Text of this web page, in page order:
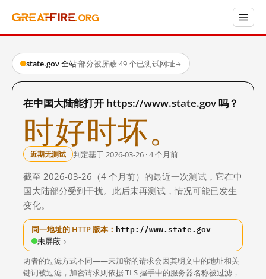
state.gov 全站·部分被屏蔽·49 个已测试网址→
在中国大陆能打开 https://www.state.gov 吗？
时好时坏。
近期无测试 判定基于 2026-03-26 · 4 个月前
截至 2026-03-26（4 个月前）的最近一次测试，它在中
国大陆部分受到干扰。此后未再测试，情况可能已发生
变化。
同一地址的 HTTP 版本： http://www.state.gov
未屏蔽→
两者的过滤方式不同——未加密的请求会因其明文中的地址和关
键词被过滤，加密请求则依据 TLS 握手中的服务器名称被过滤，